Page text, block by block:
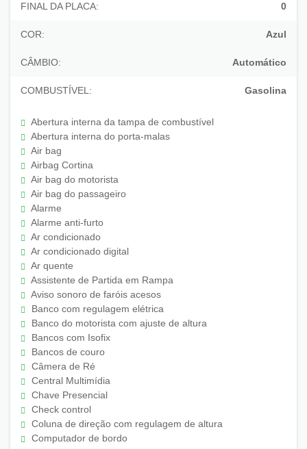
FINAL DA PLACA: 0
COR: Azul
CÂMBIO: Automático
COMBUSTÍVEL: Gasolina
Abertura interna da tampa de combustível
Abertura interna do porta-malas
Air bag
Airbag Cortina
Air bag do motorista
Air bag do passageiro
Alarme
Alarme anti-furto
Ar condicionado
Ar condicionado digital
Ar quente
Assistente de Partida em Rampa
Aviso sonoro de faróis acesos
Banco com regulagem elétrica
Banco do motorista com ajuste de altura
Bancos com Isofix
Bancos de couro
Câmera de Ré
Central Multimídia
Chave Presencial
Check control
Coluna de direção com regulagem de altura
Computador de bordo